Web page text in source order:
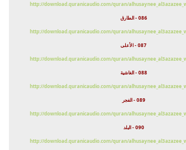
http://download.quranicaudio.com/quran/
086 - الطارق
http://download.quranicaudio.com/quran/
087 - الأعلى
http://download.quranicaudio.com/quran/
088 - الغاشية
http://download.quranicaudio.com/quran/
089 - الفجر
http://download.quranicaudio.com/quran/
090 - البلد
http://download.quranicaudio.com/quran/